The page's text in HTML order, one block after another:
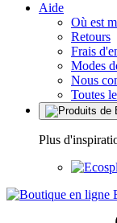
Aide
Où est
Retours
Frais
Modes
Nous
Toutes
Plus